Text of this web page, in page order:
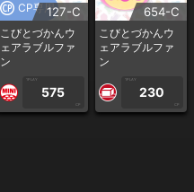
CP専用127-C
こびとづかんウ
ェアラブルファ
ン
1PLAY
575
CP
654-C
こびとづかんウ
ェアラブルファ
ン
1PLAY
230
CP